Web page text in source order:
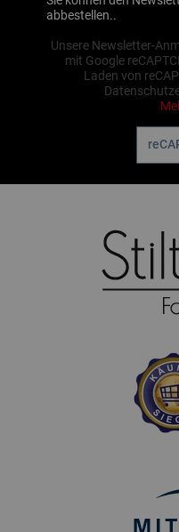
abbestellen..
Unsere Newsletter-
mit Google
Laden von